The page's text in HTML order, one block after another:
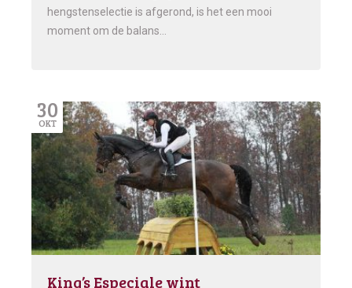
hengstenselectie is afgerond, is het een mooi
moment om de balans…
30
OKT
King’s Especiale wint